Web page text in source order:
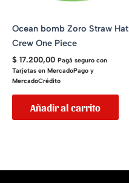
Ocean bomb Zoro Straw Hat
Crew One Piece
$ 17.200,00 Pagá seguro con
Tarjetas en MercadoPago y
MercadoCrédito
Añadir al carrito